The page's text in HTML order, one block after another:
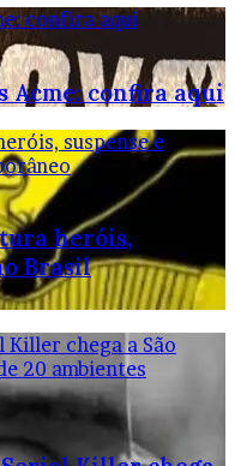
confira aqui
Acme: confira aqui
suspense e
heróis,
Brasil
Killer chega a São
20 ambientes